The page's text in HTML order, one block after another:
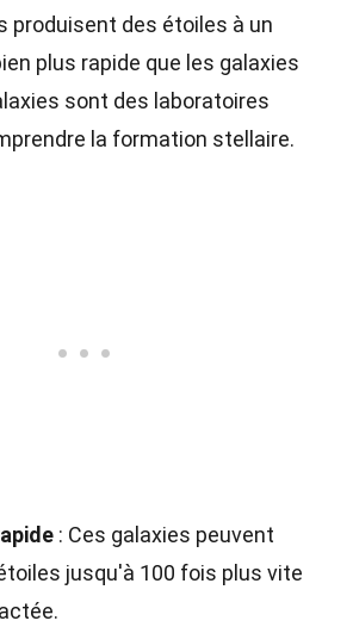
produisent des étoiles à un
plus rapide que les galaxies
sont des laboratoires
la formation stellaire.
: Ces galaxies peuvent
jusqu'à 100 fois plus vite